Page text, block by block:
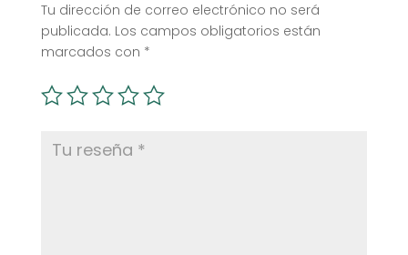
Tu dirección de correo electrónico no será
publicada. Los campos obligatorios están
marcados con *